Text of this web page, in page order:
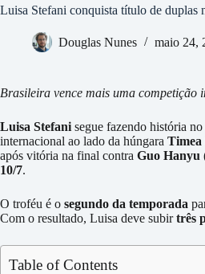
Luisa Stefani conquista título de duplas
Douglas Nunes maio 24,
Brasileira vence mais uma competição
Luisa Stefani segue fazendo história
internacional ao lado da húngara Timea
após vitória na final contra Guo Hanyu
10/7.
O troféu é o segundo da temporada
Com o resultado, Luisa deve subirtrês
Table of Contents